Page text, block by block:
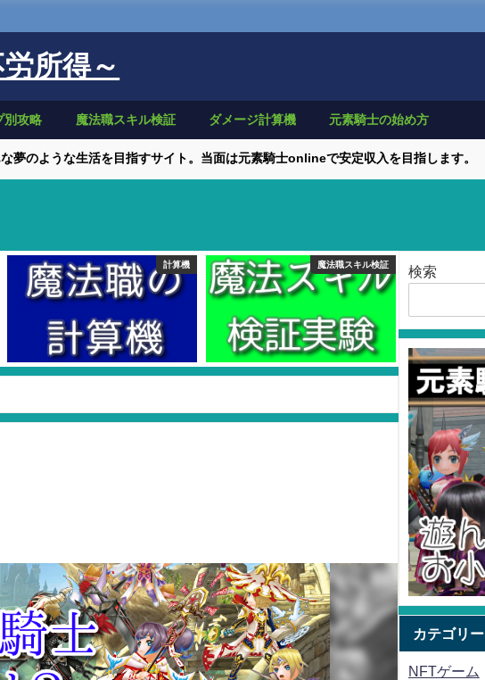
所得～
別攻略 魔法職スキル検証 ダメージ計算機 元素騎士の始め方
夢のような生活を目指すサイト。当面は元素騎士onlineで安定収入を目指します。
計算機 魔法職スキル検証 検索
カテゴリー
NFTゲーム